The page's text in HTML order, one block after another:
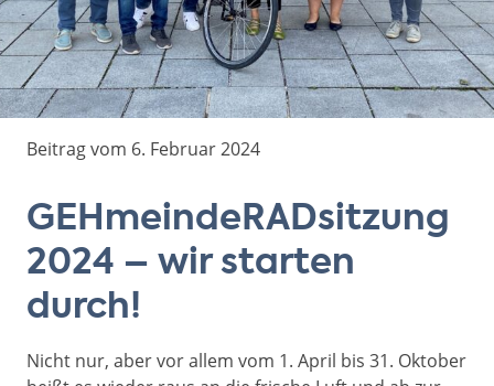
Beitrag vom 6. Februar 2024
GEHmeindeRADsitzung
2024 – wir starten
durch!
Nicht nur, aber vor allem vom 1. April bis 31. Oktober